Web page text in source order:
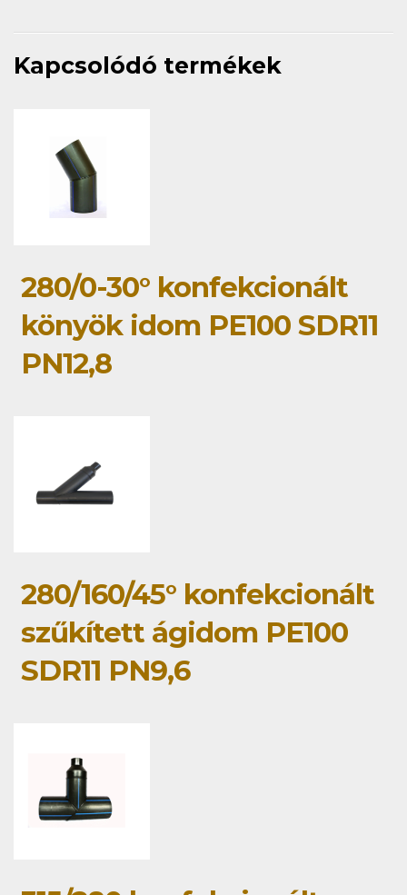
Kapcsolódó termékek
280/0-30° konfekcionált
könyök idom PE100 SDR11
PN12,8
280/160/45° konfekcionált
szűkített ágidom PE100
SDR11 PN9,6